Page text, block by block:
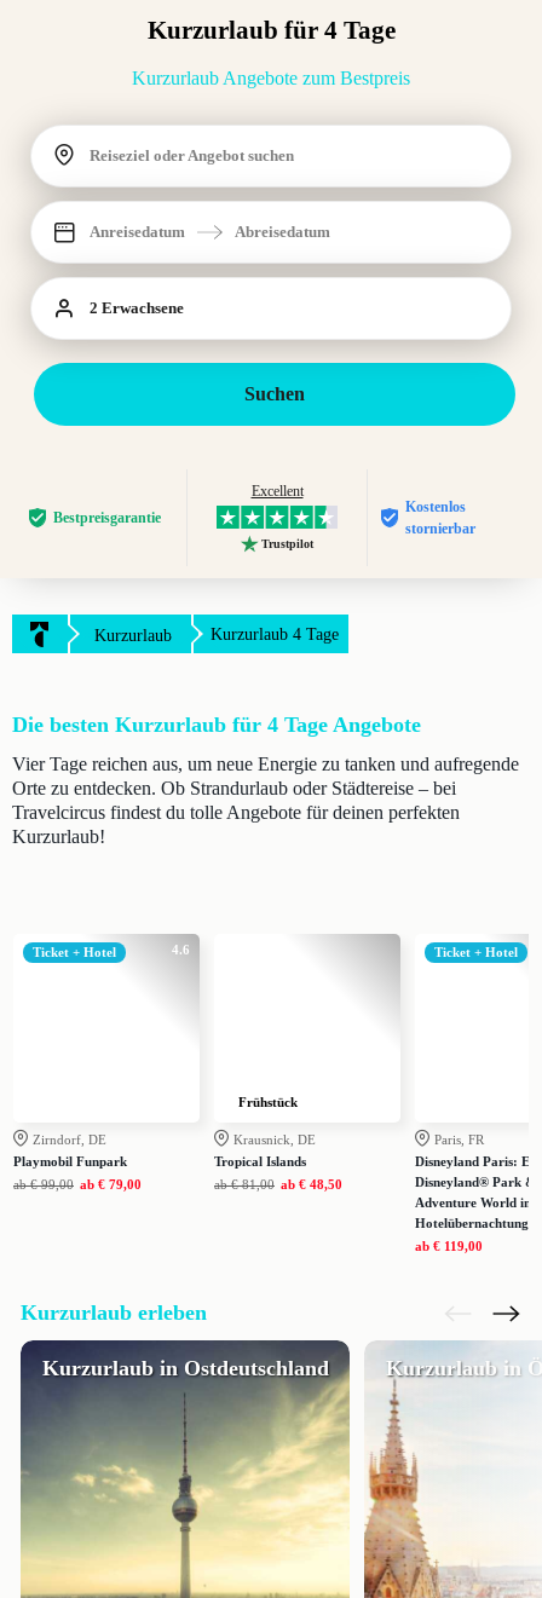
Kurzurlaub für 4 Tage
Kurzurlaub Angebote zum Bestpreis
Reiseziel oder Angebot suchen
Anreisedatum Abreisedatum
2 Erwachsene
Suchen
Bestpreis­garantie
Excellent
Trustpilot
Kostenlos
stornierbar
Kurzurlaub Kurzurlaub 4 Tage
Die besten Kurzurlaub für 4 Tage Angebote
Vier Tage reichen aus, um neue Energie zu tanken und aufregende
Orte zu entdecken. Ob Strandurlaub oder Städtereise – bei
Travelcircus findest du tolle Angebote für deinen perfekten
Kurzurlaub!
4.6
Ticket + Hotel
Zirndorf, DE
Playmobil Funpark
ab € 99,00 ab € 79,00
Frühstück
Krausnick, DE
Tropical Islands
ab € 81,00 ab € 48,50
Ticket + Hotel
Paris, FR
Disneyland Paris:
Disneyland® Park &
Adventure World
Hotelübernachtung
ab € 119,00
Kurzurlaub erleben
Kurzurlaub in Ostdeutschland Kurzurlaub in